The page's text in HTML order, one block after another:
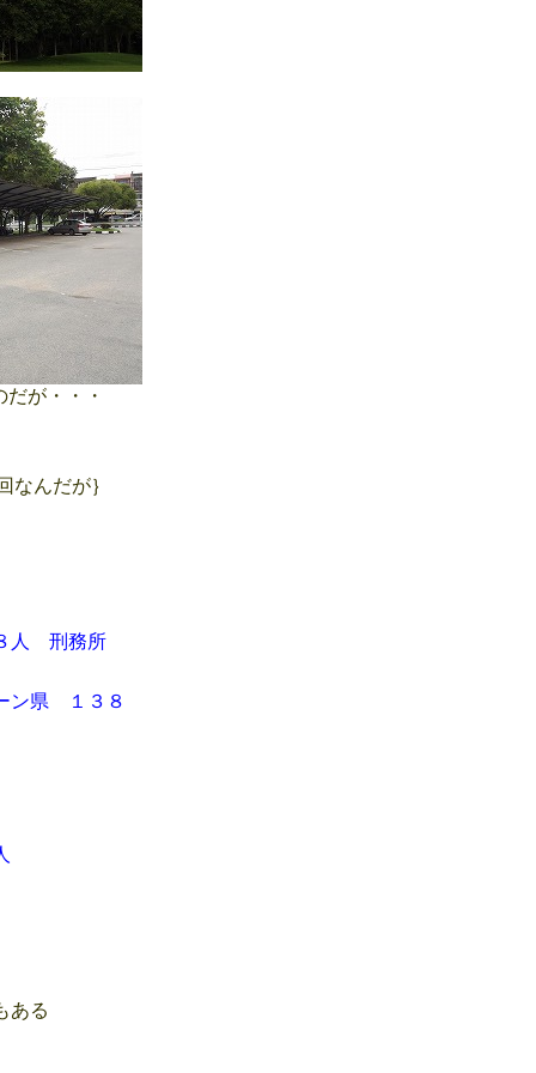
が・・・
んだが｝
人 刑務所
県 １３８
ある